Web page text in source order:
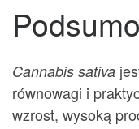
Cannabis sativa
równowagi i
wzrost, wysoką